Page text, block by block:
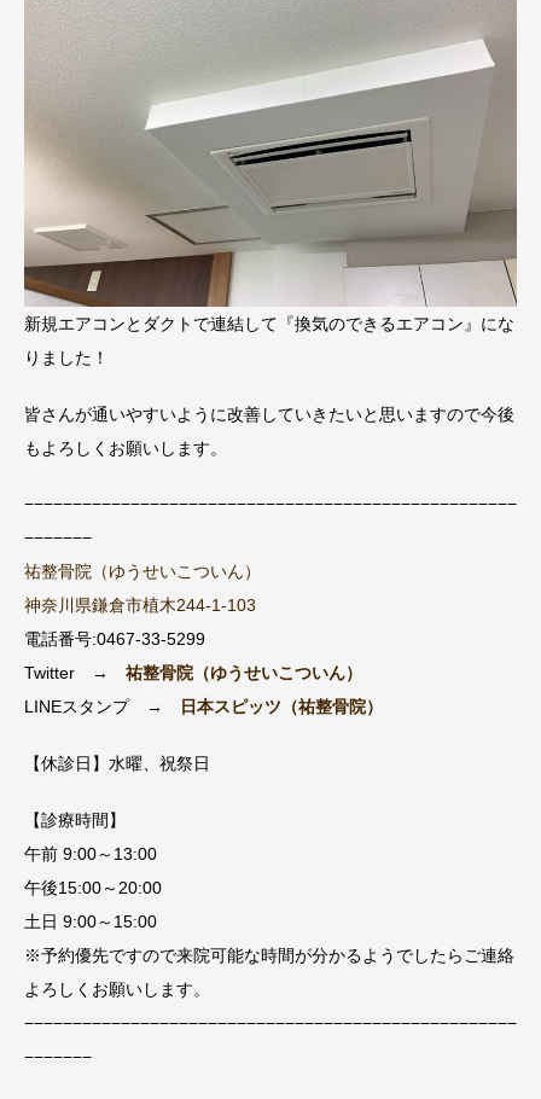
新規エアコンとダクトで連結して『換気のできるエアコン』にな
りました！
皆さんが通いやすいように改善していきたいと思いますので今後
もよろしくお願いします。
−−−−−−−−−−−−−−−−−−−−−−−−−−−−−−−−−−−−−−−−−−−−−−−−−−−
−−−−−−−
祐整骨院（ゆうせいこついん）
神奈川県鎌倉市植木244-1-103
電話番号:0467-33-5299
Twitter → 祐整骨院（ゆうせいこついん）
LINEスタンプ →
日本スピッツ（祐整骨院）
【休診日】水曜、祝祭日
【診療時間】
午前 9:00～13:00
午後15:00～20:00
土日 9:00～15:00
※予約優先ですので来院可能な時間が分かるようでしたらご連絡
よろしくお願いします。
−−−−−−−−−−−−−−−−−−−−−−−−−−−−−−−−−−−−−−−−−−−−−−−−−−−
−−−−−−−